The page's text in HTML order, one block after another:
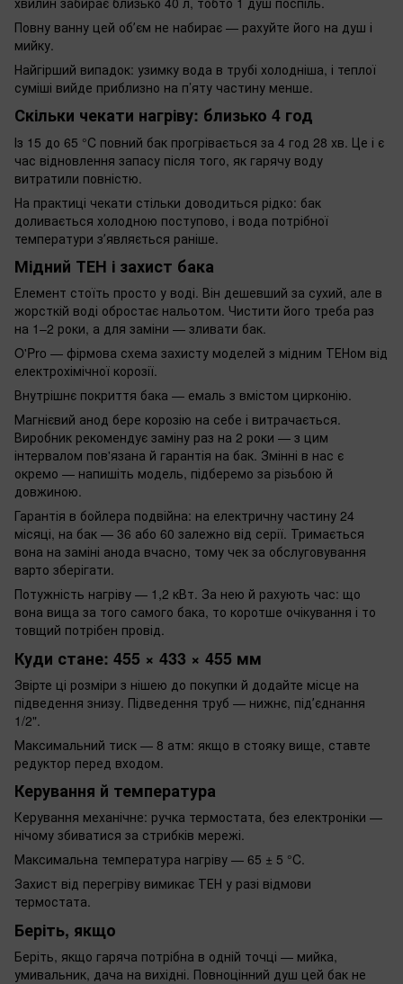
Повну ванну цей обʼєм не набирає — рахуйте його на душ і
мийку.
Найгірший випадок: узимку вода в трубі холодніша, і теплої
суміші вийде приблизно на п’яту частину менше.
Скільки чекати нагріву: близько 4 год
Із 15 до 65 °C повний бак прогрівається за 4 год 28 хв. Це і є
час відновлення запасу після того, як гарячу воду
витратили повністю.
На практиці чекати стільки доводиться рідко: бак
доливається холодною поступово, і вода потрібної
температури зʼявляється раніше.
Мідний ТЕН і захист бака
Елемент стоїть просто у воді. Він дешевший за сухий, але в
жорсткій воді обростає нальотом. Чистити його треба раз
на 1–2 роки, а для заміни — зливати бак.
O'Pro — фірмова схема захисту моделей з мідним ТЕНом від
електрохімічної корозії.
Внутрішнє покриття бака — емаль з вмістом цирконію.
Магнієвий анод бере корозію на себе і витрачається.
Виробник рекомендує заміну раз на 2 роки — з цим
інтервалом пов'язана й гарантія на бак. Змінні в нас є
окремо — напишіть модель, підберемо за різьбою й
довжиною.
Гарантія в бойлера подвійна: на електричну частину 24
місяці, на бак — 36 або 60 залежно від серії. Тримається
вона на заміні анода вчасно, тому чек за обслуговування
варто зберігати.
Потужність нагріву — 1,2 кВт. За нею й рахують час: що
вона вища за того самого бака, то коротше очікування і то
товщий потрібен провід.
Куди стане: 455 × 433 × 455 мм
Звірте ці розміри з нішею до покупки й додайте місце на
підведення знизу. Підведення труб — нижнє, підʼєднання
1/2".
Максимальний тиск — 8 атм: якщо в стояку вище, ставте
редуктор перед входом.
Керування й температура
Керування механічне: ручка термостата, без електроніки —
нічому збиватися за стрибків мережі.
Максимальна температура нагріву — 65 ± 5 °C.
Захист від перегріву вимикає ТЕН у разі відмови
термостата.
Беріть, якщо
Беріть, якщо гаряча потрібна в одній точці — мийка,
умивальник, дача на вихідні. Повноцінний душ цей бак не